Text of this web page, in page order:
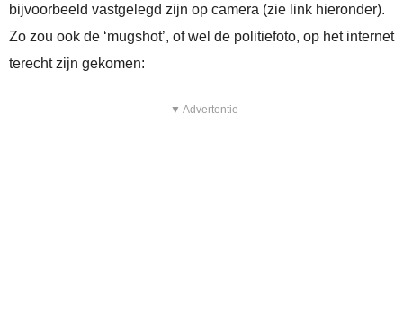
bijvoorbeeld vastgelegd zijn op camera (zie link hieronder).
Zo zou ook de ‘mugshot’, of wel de politiefoto, op het internet
terecht zijn gekomen:
▼ Advertentie